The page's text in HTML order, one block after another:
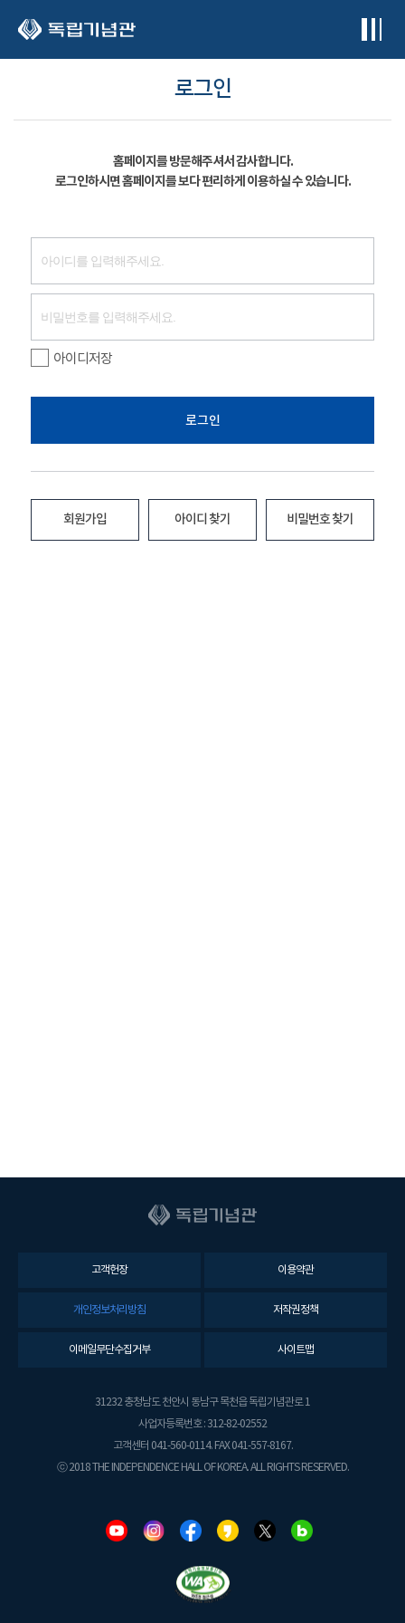
로그인
홈페이지를 방문해주셔서 감사합니다.
로그인하시면 홈페이지를 보다 편리하게 이용하실 수 있습니다.
아이디저장
로그인
회원가입 아이디 찾기 비밀번호 찾기
고객헌장 이용약관
개인정보처리방침 저작권정책
이메일무단수집거부 사이트맵
31232 충청남도 천안시 동남구 목천읍 독립기념관로 1
사업자등록번호 : 312-82-02552
고객센터 041-560-0114. FAX 041-557-8167.
ⓒ 2018 THE INDEPENDENCE HALL OF KOREA. ALL RIGHTS RESERVED.